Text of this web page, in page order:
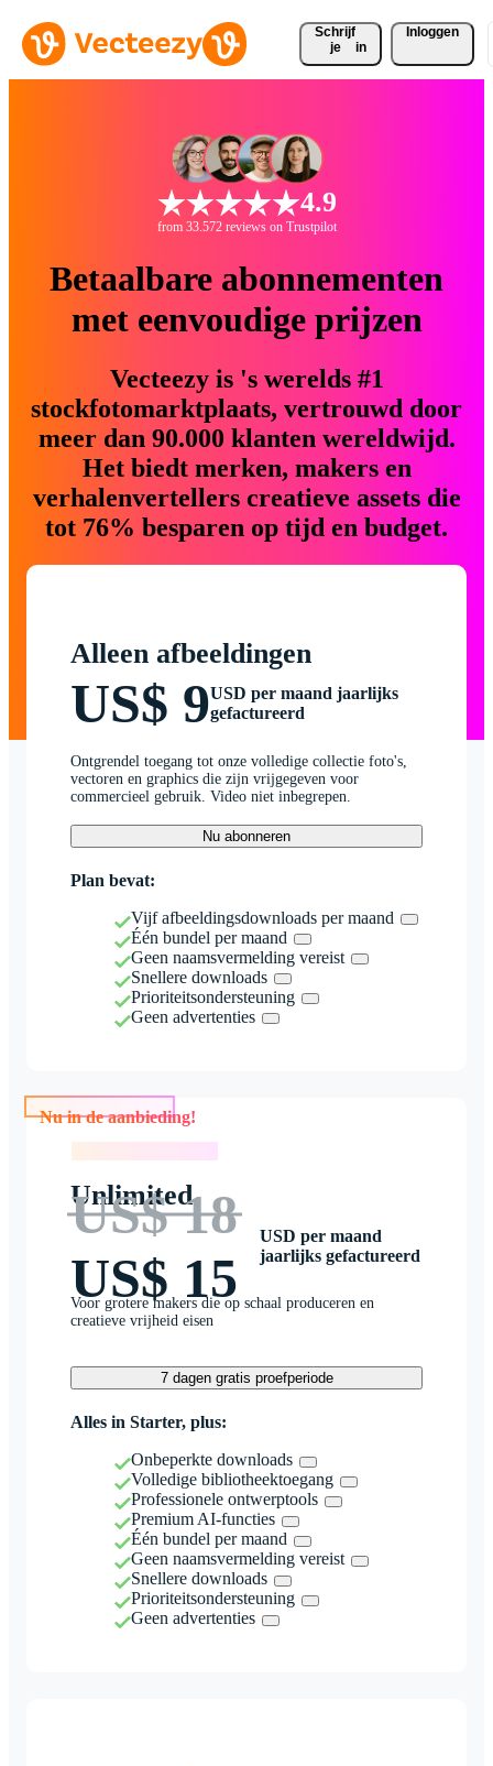
Schrijf
je
in
Inloggen
4.9
from 33.572 reviews on Trustpilot
Betaalbare abonnementen
met eenvoudige prijzen
Vecteezy is 's werelds #1
stockfotomarktplaats, vertrouwd door
meer dan 90.000 klanten wereldwijd.
Het biedt merken, makers en
verhalenvertellers creatieve assets die
tot 76% besparen op tijd en budget.
Alleen afbeeldingen
US$ 9USD per maand jaarlijks
gefactureerd
Ontgrendel toegang tot onze volledige collectie foto's,
vectoren en graphics die zijn vrijgegeven voor
commercieel gebruik. Video niet inbegrepen.
Nu abonneren
Plan bevat:
Vijf afbeeldingsdownloads per maand
Één bundel per maand
Geen naamsvermelding vereist
Snellere downloads
Prioriteitsondersteuning
Geen advertenties
Nu in de aanbieding!
Unlimited
US$ 18
US$ 15
USD per maand
jaarlijks gefactureerd
Voor grotere makers die op schaal produceren en
creatieve vrijheid eisen
7 dagen gratis proefperiode
Alles in Starter, plus:
Onbeperkte downloads
Volledige bibliotheektoegang
Professionele ontwerptools
Premium AI-functies
Één bundel per maand
Geen naamsvermelding vereist
Snellere downloads
Prioriteitsondersteuning
Geen advertenties